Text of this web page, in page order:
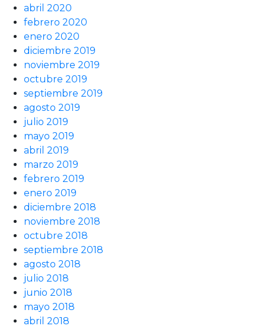
abril 2020
febrero 2020
enero 2020
diciembre 2019
noviembre 2019
octubre 2019
septiembre 2019
agosto 2019
julio 2019
mayo 2019
abril 2019
marzo 2019
febrero 2019
enero 2019
diciembre 2018
noviembre 2018
octubre 2018
septiembre 2018
agosto 2018
julio 2018
junio 2018
mayo 2018
abril 2018